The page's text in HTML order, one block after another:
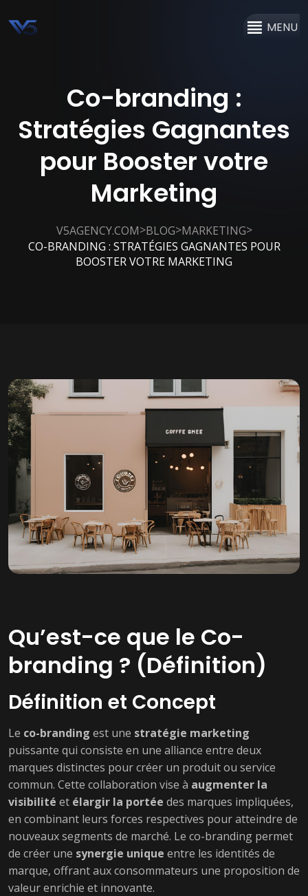
MENU
Co-branding :
Stratégies Gagnantes
pour Booster votre
Marketing
V5AGENCY.COM>BLOG>MARKETING>
CO-BRANDING : STRATÉGIES GAGNANTES POUR
BOOSTER VOTRE MARKETING
Qu’est-ce que le Co-
branding ? (Définition)
Définition et Concept
Le co-branding est une stratégie marketing
puissante qui consiste en une alliance entre deux
marques distinctes pour créer un produit ou service
commun. Cette collaboration vise à augmenter la
visibilité et élargir la portée des marques impliquées,
en combinant leurs forces respectives pour atteindre de
nouveaux segments de marché. Le co-branding permet
de créer une synergie unique entre les identités de
marque, offrant aux consommateurs une proposition de
valeur enrichie et innovante.